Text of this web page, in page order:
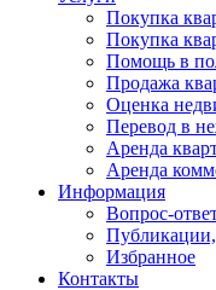
Покупка
Покупка
Помощь в
Продажа
Оценка
Перевод в
Аренда
Аренда
Информация
Вопрос-
Публикации,
Избранное
Контакты